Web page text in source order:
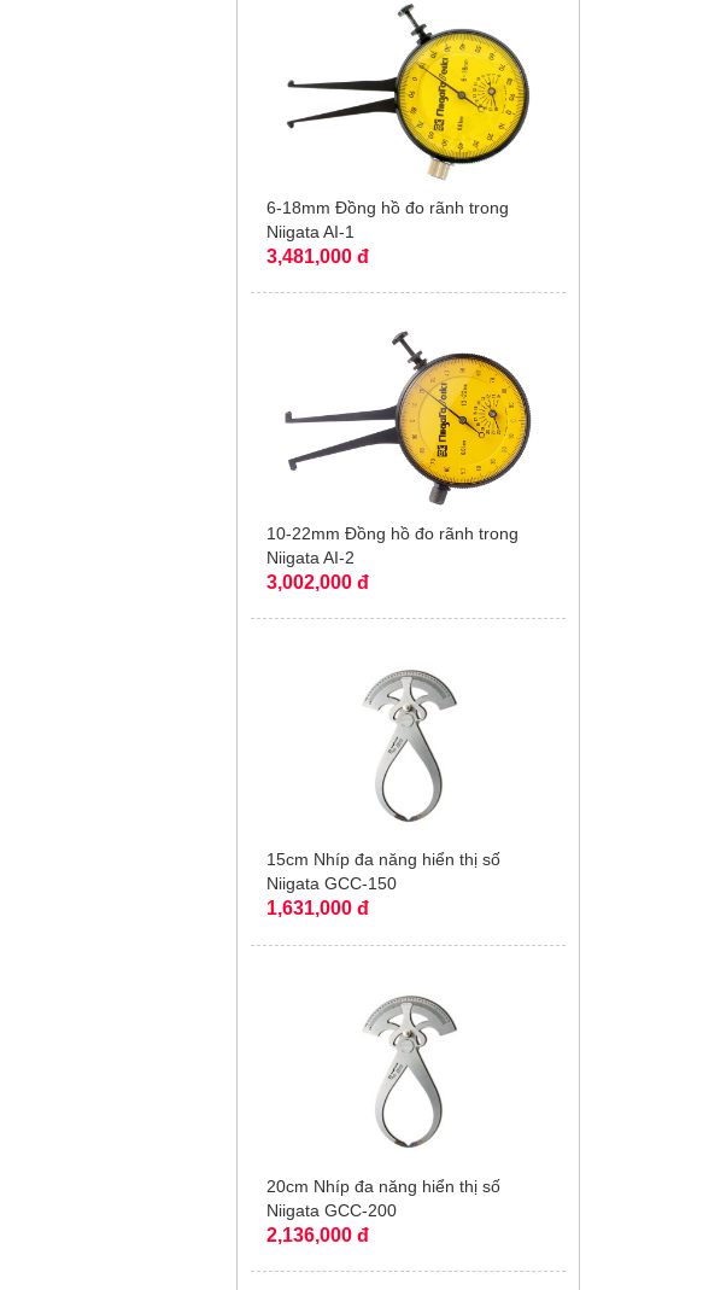
6-18mm Đồng hồ đo rãnh trong
Niigata AI-1
3,481,000 đ
10-22mm Đồng hồ đo rãnh trong
Niigata AI-2
3,002,000 đ
15cm Nhíp đa năng hiển thị số
Niigata GCC-150
1,631,000 đ
20cm Nhíp đa năng hiển thị số
Niigata GCC-200
2,136,000 đ